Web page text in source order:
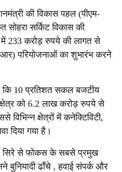
की विकास पहल (पीएम-
सोहरा सर्किट विकास की
233 करोड़ रुपये की लागत से
परियोजनाओं का शुभारंभ करने
कि 10 प्रतिशत सकल बजटीय
को 6.2 लाख करोड़ रुपये से
क्षेत्रों में कनेक्टिविटी,
दिया गया है।
सिरे से फोकस के सबसे प्रमुख
बुनियादी ढाँचे , हवाई संपर्क और